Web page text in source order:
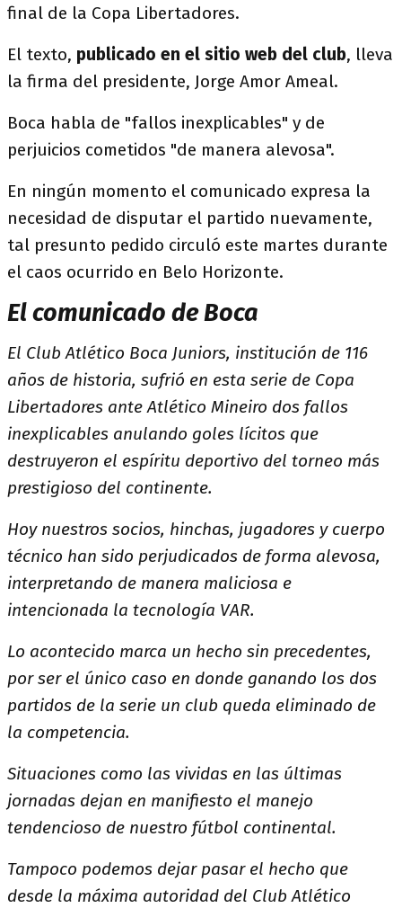
final de la Copa Libertadores.
El texto, publicado en el sitio web del club, lleva
la firma del presidente, Jorge Amor Ameal.
Boca habla de "fallos inexplicables" y de
perjuicios cometidos "de manera alevosa".
En ningún momento el comunicado expresa la
necesidad de disputar el partido nuevamente,
tal presunto pedido circuló este martes durante
el caos ocurrido en Belo Horizonte.
El comunicado de Boca
El Club Atlético Boca Juniors, institución de 116
años de historia, sufrió en esta serie de Copa
Libertadores ante Atlético Mineiro dos fallos
inexplicables anulando goles lícitos que
destruyeron el espíritu deportivo del torneo más
prestigioso del continente.
Hoy nuestros socios, hinchas, jugadores y cuerpo
técnico han sido perjudicados de forma alevosa,
interpretando de manera maliciosa e
intencionada la tecnología VAR.
Lo acontecido marca un hecho sin precedentes,
por ser el único caso en donde ganando los dos
partidos de la serie un club queda eliminado de
la competencia.
Situaciones como las vividas en las últimas
jornadas dejan en manifiesto el manejo
tendencioso de nuestro fútbol continental.
Tampoco podemos dejar pasar el hecho que
desde la máxima autoridad del Club Atlético